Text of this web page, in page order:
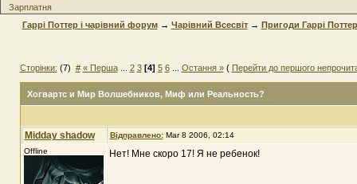
Зарплатня
Гаррі Поттер і чарівний форум→ Чарівний Всесвіт→ Пригоди Гаррі
Сторінки: (7) # « Перша... 2 3 [4] 5 6... Остання »( Перейти до першого
Хогвартс и Мир Волшебников, Миф или Реальность?
Midday shadow Відправлено: Mar 8 2006, 02:14
Offline
Нет! Мне скоро 17! Я не ребенок!